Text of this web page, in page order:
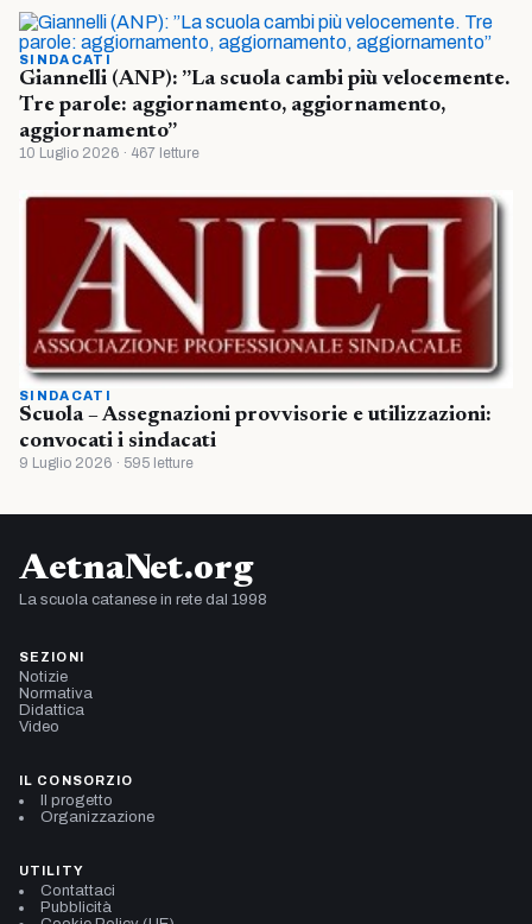
SINDACATI
Giannelli (ANP): ”La scuola cambi più velocemente.
Tre parole: aggiornamento, aggiornamento,
aggiornamento”
10 Luglio 2026 · 467 letture
SINDACATI
Scuola – Assegnazioni provvisorie e utilizzazioni:
convocati i sindacati
9 Luglio 2026 · 595 letture
AetnaNet.org
La scuola catanese in rete dal 1998
SEZIONI
Notizie
Normativa
Didattica
Video
IL CONSORZIO
Il progetto
Organizzazione
UTILITY
Contattaci
Pubblicità